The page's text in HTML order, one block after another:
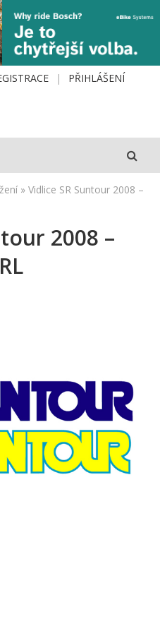
PŘIHLÁŠENÍ
» Vidlice SR Suntour 2008 –
2008 –